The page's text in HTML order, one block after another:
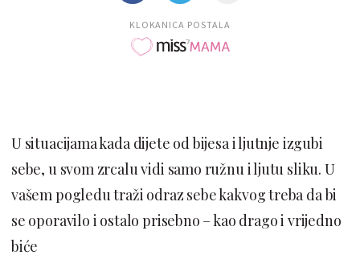
KLOKANICA POSTALA
U situacijama kada dijete od bijesa i ljutnje izgubi
sebe, u svom zrcalu vidi samo ružnu i ljutu sliku. U
vašem pogledu traži odraz sebe kakvog treba da bi
se oporavilo i ostalo prisebno – kao drago i vrijedno
biće